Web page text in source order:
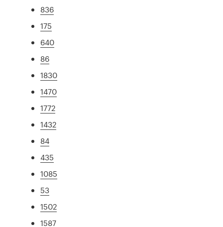
836
175
640
86
1830
1470
1772
1432
84
435
1085
53
1502
1587